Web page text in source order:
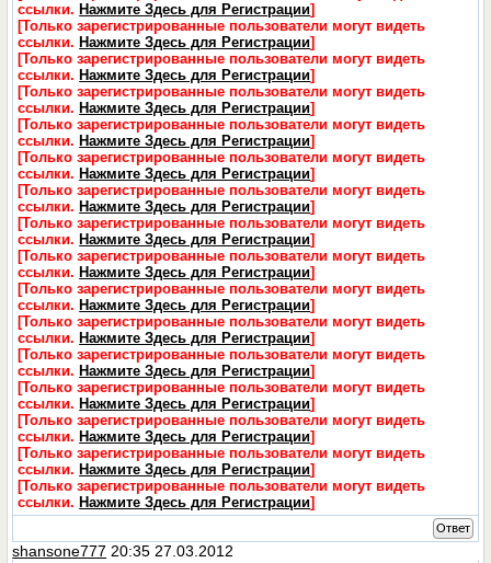
ссылки. Нажмите Здесь для Регистрации]
[Только зарегистрированные пользователи могут видеть
ссылки. Нажмите Здесь для Регистрации]
[Только зарегистрированные пользователи могут видеть
ссылки. Нажмите Здесь для Регистрации]
[Только зарегистрированные пользователи могут видеть
ссылки. Нажмите Здесь для Регистрации]
[Только зарегистрированные пользователи могут видеть
ссылки. Нажмите Здесь для Регистрации]
[Только зарегистрированные пользователи могут видеть
ссылки. Нажмите Здесь для Регистрации]
[Только зарегистрированные пользователи могут видеть
ссылки. Нажмите Здесь для Регистрации]
[Только зарегистрированные пользователи могут видеть
ссылки. Нажмите Здесь для Регистрации]
[Только зарегистрированные пользователи могут видеть
ссылки. Нажмите Здесь для Регистрации]
[Только зарегистрированные пользователи могут видеть
ссылки. Нажмите Здесь для Регистрации]
[Только зарегистрированные пользователи могут видеть
ссылки. Нажмите Здесь для Регистрации]
[Только зарегистрированные пользователи могут видеть
ссылки. Нажмите Здесь для Регистрации]
[Только зарегистрированные пользователи могут видеть
ссылки. Нажмите Здесь для Регистрации]
[Только зарегистрированные пользователи могут видеть
ссылки. Нажмите Здесь для Регистрации]
[Только зарегистрированные пользователи могут видеть
ссылки. Нажмите Здесь для Регистрации]
[Только зарегистрированные пользователи могут видеть
ссылки. Нажмите Здесь для Регистрации]
Ответ
shansone777 20:35 27.03.2012